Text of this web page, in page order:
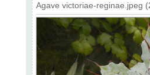
Agave victoriae-reginae.jpeg